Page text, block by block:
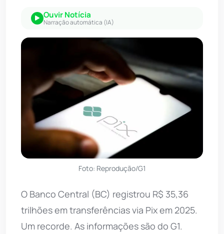
Ouvir Notícia
Narração automática (IA)
Foto: Reprodução/G1
O Banco Central (BC) registrou R$ 35,36
trilhões em transferências via Pix em 2025.
Um recorde. As informações são do G1.